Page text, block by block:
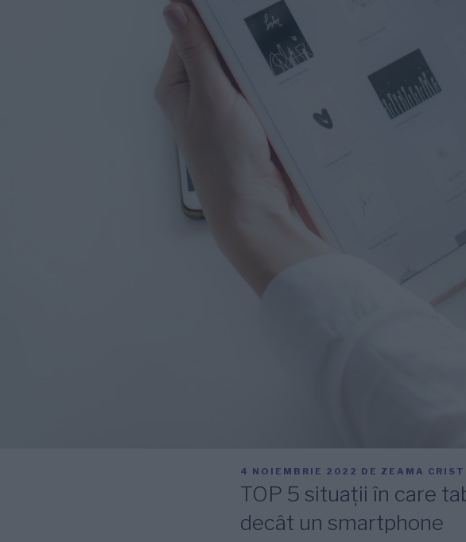
PUBLICAT
4 NOIEMBRIE 2022 DE ZEAMA
TOP 5 situații în care
decât un smartphone